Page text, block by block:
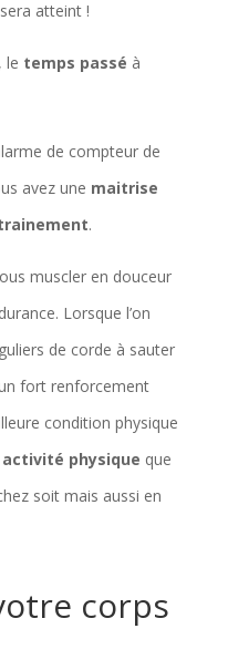
atteint !
, le temps passé à
de compteur de
avez une maitrise
.
muscler en douceur
Lorsque l’on
de corde à sauter
fort renforcement
condition physique
activité physique que
soit mais aussi en
corps